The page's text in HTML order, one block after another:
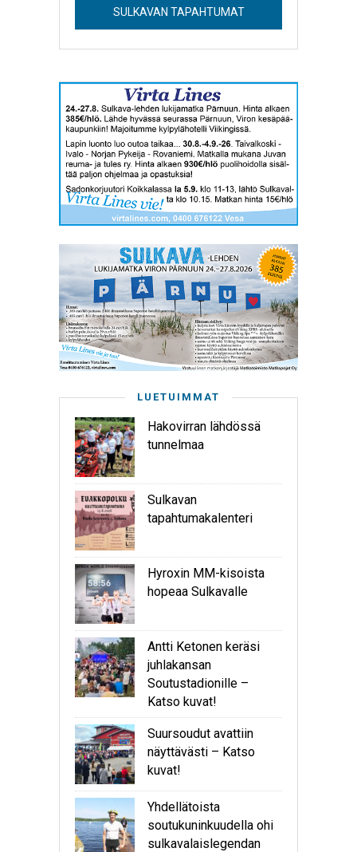
SULKAVAN TAPAHTUMAT
LUETUIMMAT
Hakovirran lähdössä
tunnelmaa
Sulkavan
tapahtumakalenteri
Hyroxin MM-kisoista
hopeaa Sulkavalle
Antti Ketonen keräsi
juhlakansan
Soutustadionille –
Katso kuvat!
Suursoudut avattiin
näyttävästi – Katso
kuvat!
Yhdellätoista
soutukuninkuudella ohi
sulkavalaislegendan